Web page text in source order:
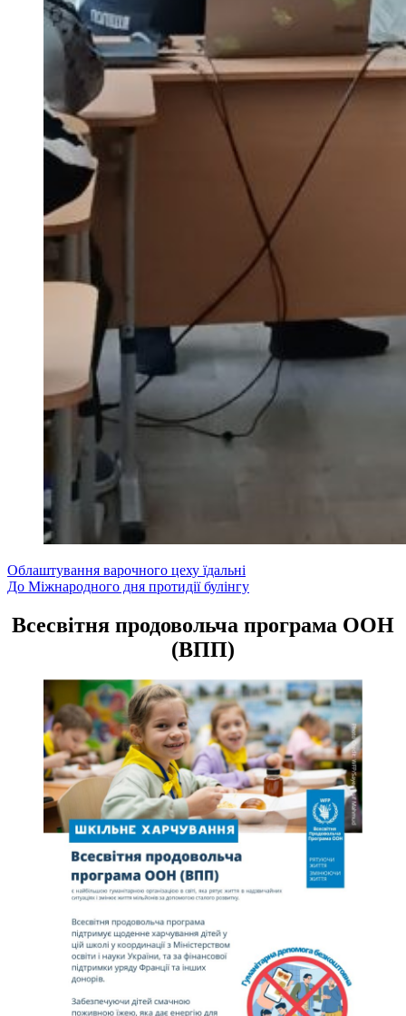
Навігація
записів
Облаштування варочного цеху їдальні
До Міжнародного дня протидії булінгу
Всесвітня продовольча програма ООН
(ВПП)